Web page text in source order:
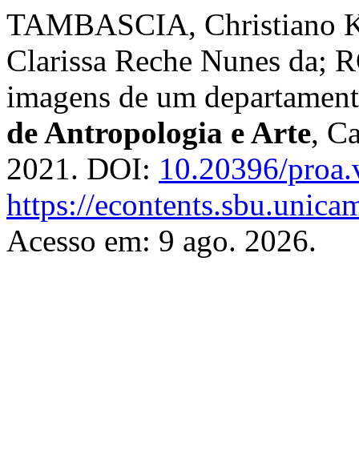
TAMBASCIA, Christiano
Clarissa Reche Nunes da;
imagens de um
de Antropologia e Arte,
2021. DOI: 10.20396/
https://
Acesso em: 9 ago. 2026.